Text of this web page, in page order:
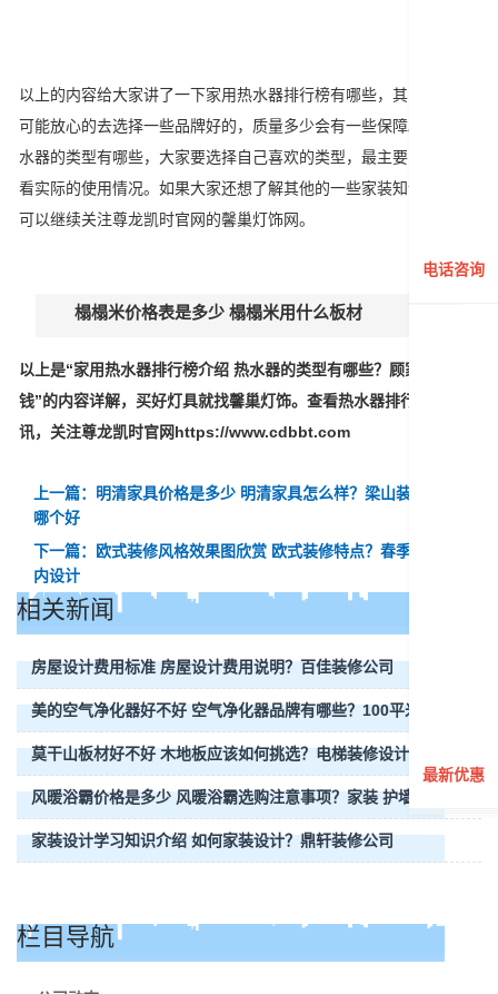
以上的内容给大家讲了一下家用热水器排行榜有哪些，其实大家尽
可能放心的去选择一些品牌好的，质量多少会有一些保障。对于热
水器的类型有哪些，大家要选择自己喜欢的类型，最主要的还是要
看实际的使用情况。如果大家还想了解其他的一些家装知识的话，
可以继续关注尊龙凯时官网的馨巢灯饰网。
榻榻米价格表是多少 榻榻米用什么板材
以上是“家用热水器排行榜介绍 热水器的类型有哪些？顾家家居价
钱”的内容详解，买好灯具就找馨巢灯饰。查看热水器排行榜最新资
讯，关注尊龙凯时官网https://www.cdbbt.com
上一篇：明清家具价格是多少 明清家具怎么样？梁山装修公司
哪个好
下一篇：欧式装修风格效果图欣赏 欧式装修特点？春季高考室
内设计
相关新闻
房屋设计费用标准 房屋设计费用说明？百佳装修公司
美的空气净化器好不好 空气净化器品牌有哪些？100平米的装修
莫干山板材好不好 木地板应该如何挑选？电梯装修设计
风暖浴霸价格是多少 风暖浴霸选购注意事项？家装 护墙板
家装设计学习知识介绍 如何家装设计？鼎轩装修公司
栏目导航
电话咨询
最新优惠